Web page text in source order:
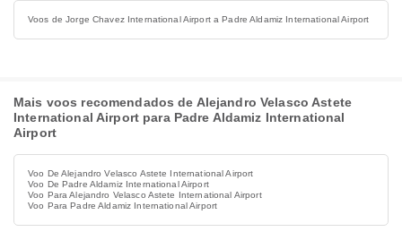
Voos de Jorge Chavez International Airport a Padre Aldamiz International Airport
Mais voos recomendados de Alejandro Velasco Astete
International Airport para Padre Aldamiz International
Airport
Voo De Alejandro Velasco Astete International Airport
Voo De Padre Aldamiz International Airport
Voo Para Alejandro Velasco Astete International Airport
Voo Para Padre Aldamiz International Airport